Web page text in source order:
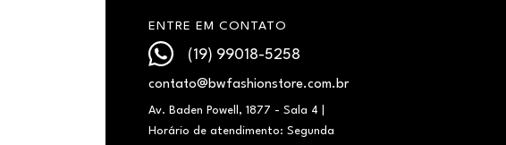
ENTRE EM CONTATO
(19) 99018-5258
contato@bwfashionstore.com.br
Av. Baden Powell, 1877 - Sala 4 |
Horário de atendimento: Segunda